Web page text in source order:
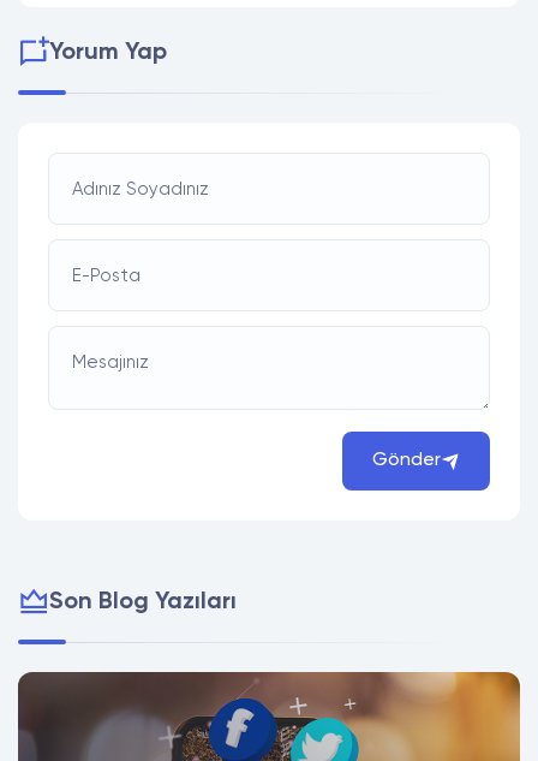
Yorum Yap
Adınız Soyadınız
E-Posta
Mesajınız
Gönder
Son Blog Yazıları